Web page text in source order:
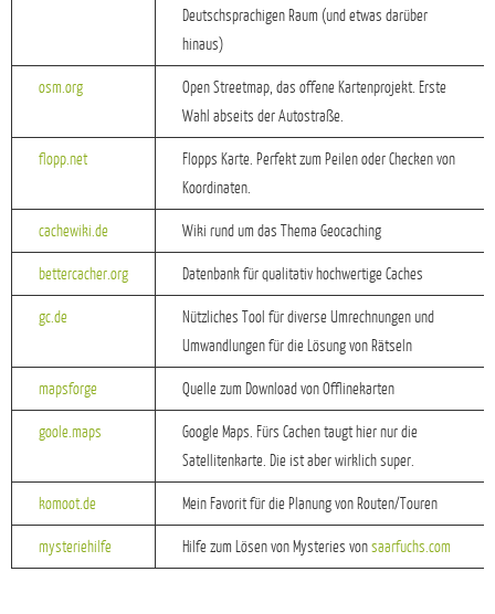
Deutschsprachigen Raum (und etwas darüber
hinaus)
osm.org
Open Streetmap, das offene Kartenprojekt. Erste
Wahl abseits der Autostraße.
flopp.net
Flopps Karte. Perfekt zum Peilen oder Checken von
Koordinaten.
cachewiki.de Wiki rund um das Thema Geocaching
bettercacher.org Datenbank für qualitativ hochwertige Caches
gc.de
Nützliches Tool für diverse Umrechnungen und
Umwandlungen für die Lösung von Rätseln
mapsforge Quelle zum Download von Offlinekarten
goole.maps
Google Maps. Fürs Cachen taugt hier nur die
Satellitenkarte. Die ist aber wirklich super.
komoot.de Mein Favorit für die Planung von Routen/Touren
mysteriehilfe Hilfe zum Lösen von Mysteries vonsaarfuchs.com